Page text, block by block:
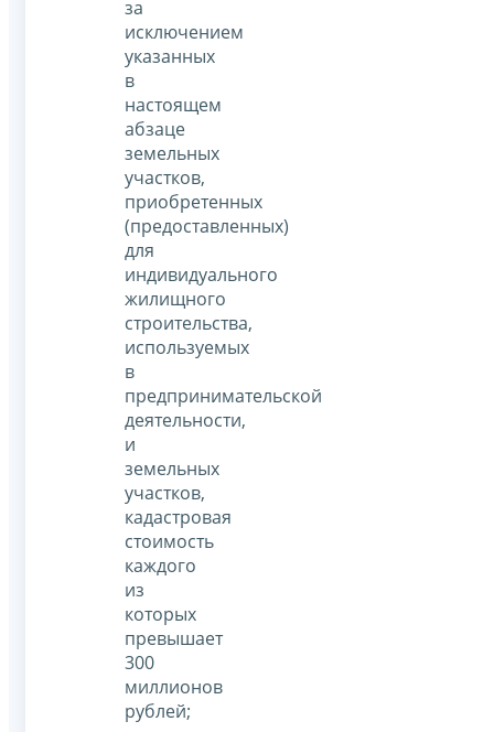
за
исключением
указанных
в
настоящем
абзаце
земельных
участков,
приобретенных
(предоставленных)
для
индивидуального
жилищного
строительства,
используемых
в
предпринимательской
деятельности,
и
земельных
участков,
кадастровая
стоимость
каждого
из
которых
превышает
300
миллионов
рублей;